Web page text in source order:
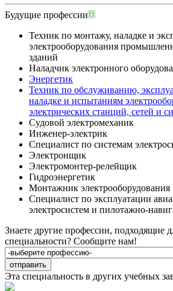
Будущие профессии
Техник по монтажу, наладке и
электрооборудования
зданий
Наладчик электронного
Энергетик
Техник по обслуживанию,
наладке и испытаниям
электрических станций, сетей и
Судовой электромеханик
Инженер-электрик
Специалист по системам
Электронщик
Электромонтер-релейщик
Гидроэнергетик
Монтажник электрооборудования
Специалист по эксплуатации
электросистем и пилотажно-
Знаете другие профессии, подходящие
специальности? Сообщите нам!
Эта специальность в других учебных